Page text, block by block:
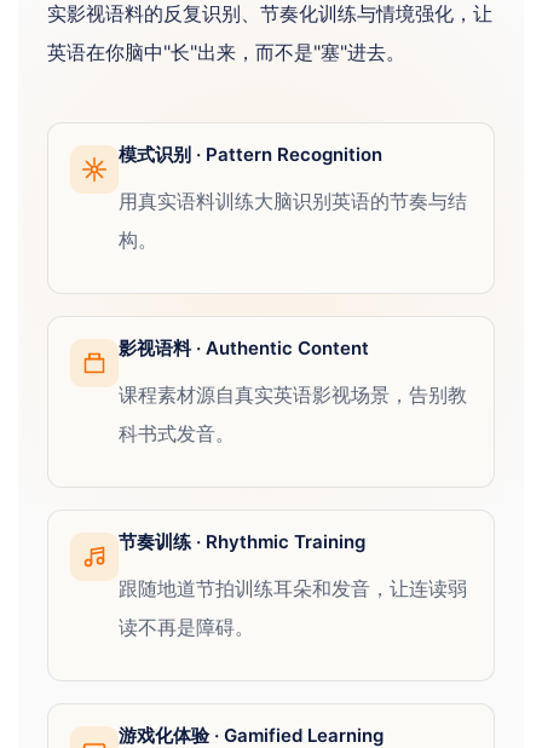
实影视语料的反复识别、节奏化训练与情境强化，让
英语在你脑中"长"出来，而不是"塞"进去。
模式识别 · Pattern Recognition
用真实语料训练大脑识别英语的节奏与结
构。
影视语料 · Authentic Content
课程素材源自真实英语影视场景，告别教
科书式发音。
节奏训练 · Rhythmic Training
跟随地道节拍训练耳朵和发音，让连读弱
读不再是障碍。
游戏化体验 · Gamified Learning